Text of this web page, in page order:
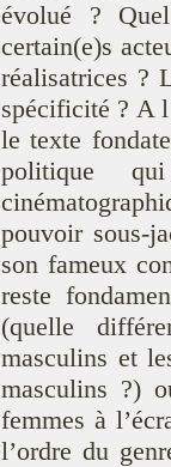
évolué ?
certain(e)s
réalisatrices ?
spécificité ? A
le texte
politique
pouvoir sous-
son fameux
reste
(quelle
masculins et
masculins ?)
femmes à
l’ordre du